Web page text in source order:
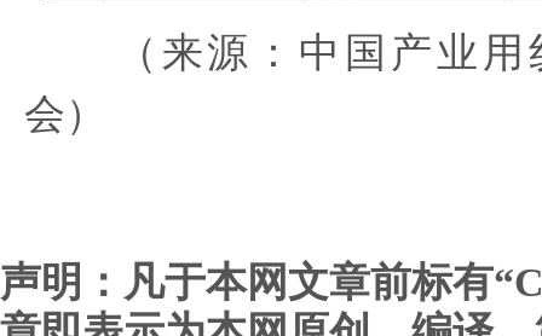
（来源：中国产业用
会）
声明：凡于本网文章前标有